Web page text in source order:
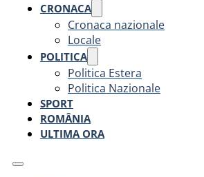
CRONACA
Cronaca nazionale
Locale
POLITICA
Politica Estera
Politica Nazionale
SPORT
ROMÂNIA
ULTIMA ORA